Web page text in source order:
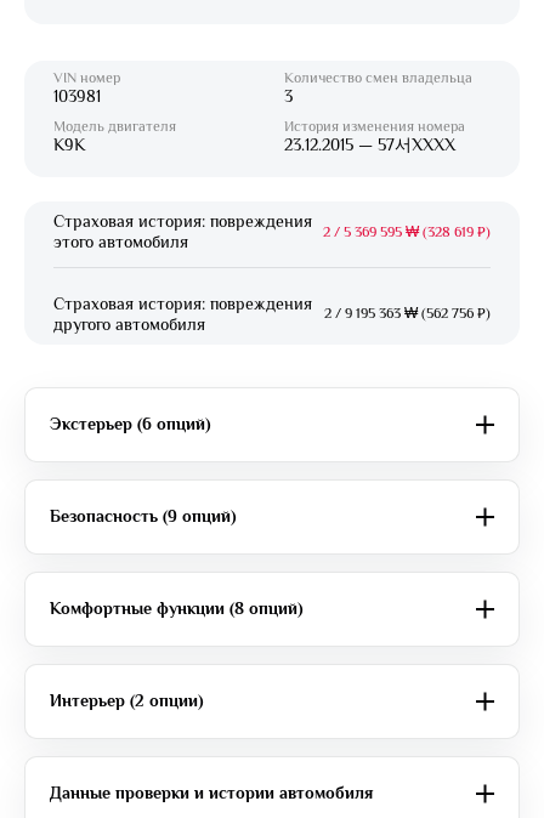
VIN номер
103981
Модель двигателя
K9K
Количество смен владельца
3
История изменения номера
23.12.2015 — 57서XXXX
Страховая история: повреждения
этого автомобиля
2 / 5 369 595 ₩ (328 619 ₽)
Страховая история: повреждения
другого автомобиля
2 / 9 195 363 ₩ (562 756 ₽)
Экстерьер (6 опций)
Безопасность (9 опций)
Комфортные функции (8 опций)
Интерьер (2 опции)
Данные проверки и истории автомобиля